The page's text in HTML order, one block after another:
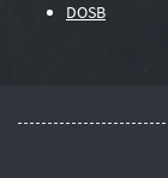
DOSB